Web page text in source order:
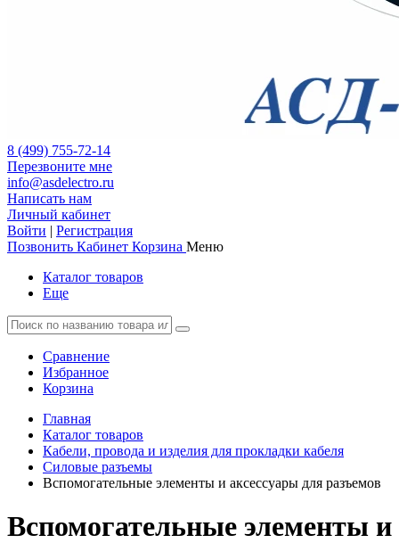
8 (499) 755-72-14
Перезвоните мне
info@asdelectro.ru
Написать нам
Личный кабинет
Войти | Регистрация
Позвонить Кабинет Корзина Меню
Каталог товаров
Еще
Сравнение
Избранное
Корзина
Главная
Каталог товаров
Кабели, провода и изделия для прокладки кабеля
Силовые разъемы
Вспомогательные элементы и аксессуары для разъемов
Вспомогательные элементы и